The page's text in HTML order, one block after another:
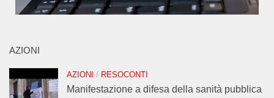
AZIONI
AZIONI / RESOCONTI
Manifestazione a difesa della sanità pubblica